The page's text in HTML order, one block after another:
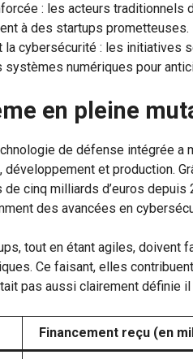
: les acteurs traditionnels
à des startups prometteuses.
la cybersécurité : les initiatives
numériques pour
en pleine
de défense intégrée
et production.
de cinq milliards d’euros
des avancées en
tout en étant agiles, doivent
Ce faisant, elles
pas aussi clairement définie il
Financement reçu (en